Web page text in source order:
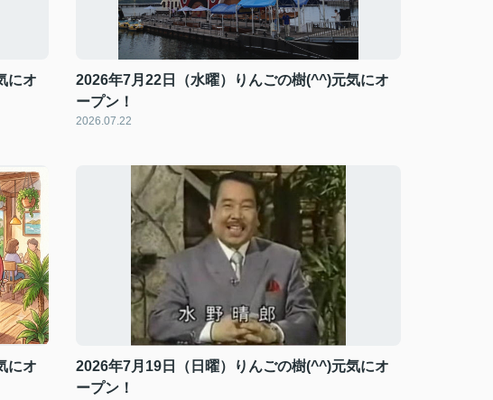
にオ
2026年7月22日（水曜）りんごの樹(^^)元気にオ
ープン！
2026.07.22
にオ
2026年7月19日（日曜）りんごの樹(^^)元気にオ
ープン！